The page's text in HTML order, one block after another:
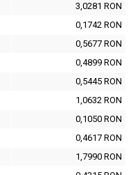
3,0281 RON
0,1742 RON
0,5677 RON
0,4899 RON
0,5445 RON
1,0632 RON
0,1050 RON
0,4617 RON
1,7990 RON